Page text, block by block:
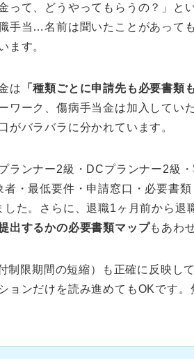
って、どうやってもらうの？」と
手当…名前は聞いたことがあって
ます。
は 「種類ごとに申請先も必要書類
ワーク、傷病手当金は加入してい
がバラバラに分かれています。
ランナー2級・DCプランナー2級
・最低要件・申請窓口・必要書
た。さらに、退職1ヶ月前から退
出するかの必要書類マップもあわ
制限期間の短縮）も正確に反映し
ョンだけを読み進めてもOKです